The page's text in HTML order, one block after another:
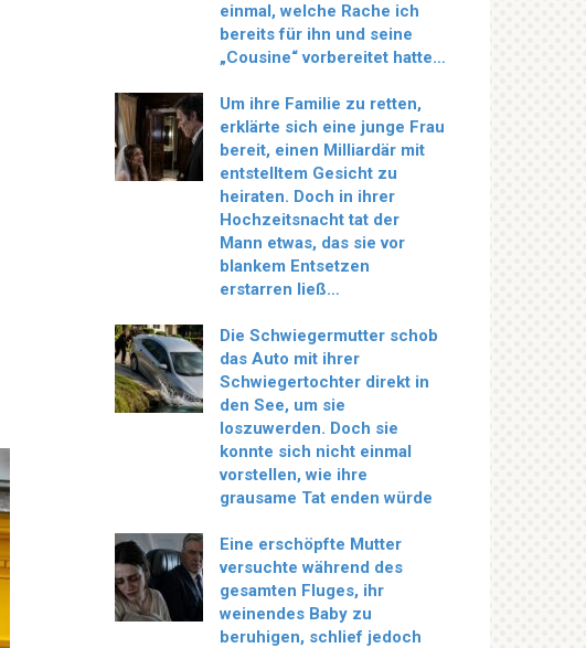
einmal, welche Rache ich
bereits für ihn und seine
„Cousine“ vorbereitet hatte…
Um ihre Familie zu retten,
erklärte sich eine junge Frau
bereit, einen Milliardär mit
entstelltem Gesicht zu
heiraten. Doch in ihrer
Hochzeitsnacht tat der
Mann etwas, das sie vor
blankem Entsetzen
erstarren ließ…
Die Schwiegermutter schob
das Auto mit ihrer
Schwiegertochter direkt in
den See, um sie
loszuwerden. Doch sie
konnte sich nicht einmal
vorstellen, wie ihre
grausame Tat enden würde
Eine erschöpfte Mutter
versuchte während des
gesamten Fluges, ihr
weinendes Baby zu
beruhigen, schlief jedoch